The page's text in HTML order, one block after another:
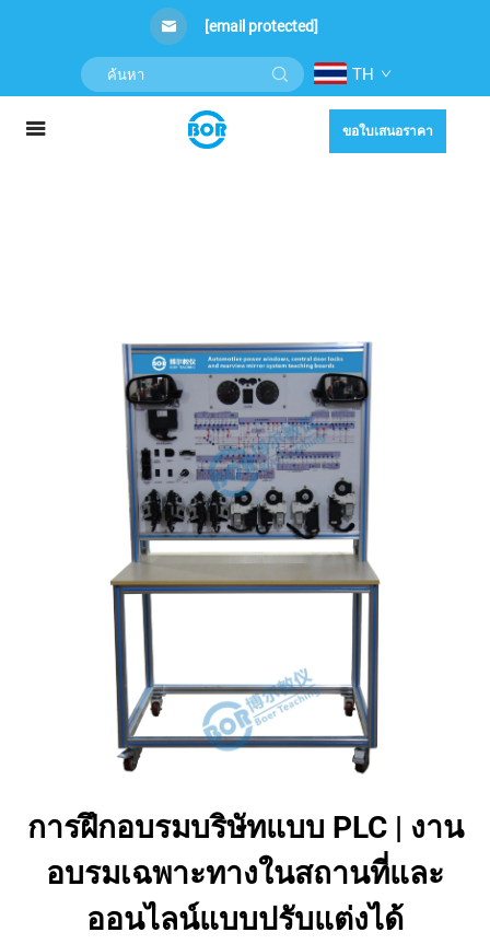
[email protected]
TH
ขอใบเสนอราคา
การฝึกอบรมบริษัทแบบ PLC | งาน
อบรมเฉพาะทางในสถานที่และ
ออนไลน์แบบปรับแต่งได้